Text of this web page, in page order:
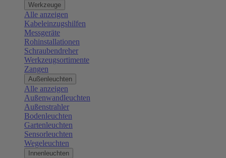
Werkzeuge
Alle anzeigen
Kabeleinzugshilfen
Messgeräte
Rohinstallationen
Schraubendreher
Werkzeugsortimente
Zangen
Außenleuchten
Alle anzeigen
Außenwandleuchten
Außenstrahler
Bodenleuchten
Gartenleuchten
Sensorleuchten
Wegeleuchten
Innenleuchten